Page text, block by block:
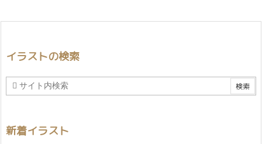
イラストの検索
新着イラスト